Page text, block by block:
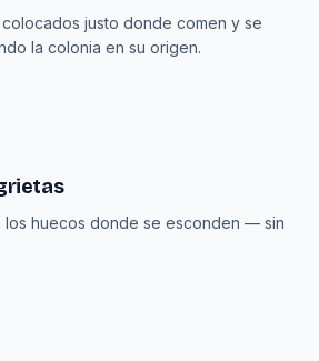
justo donde comen y se
la colonia en su origen.
los huecos donde se esconden — sin